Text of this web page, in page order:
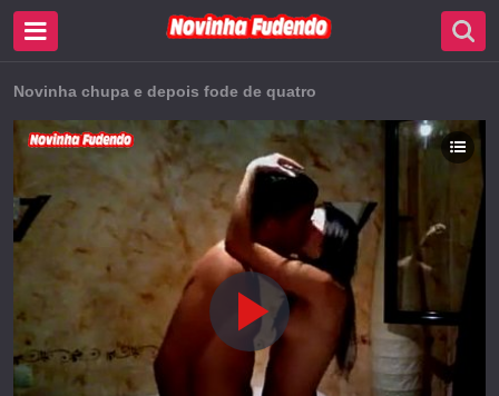
Novinha chupa e depois fode de quatro